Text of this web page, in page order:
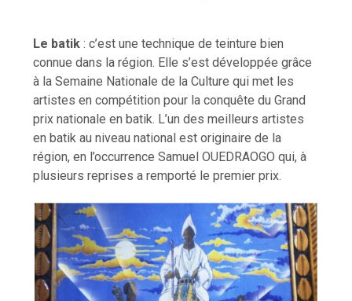
Le batik: c’est une technique de teinture bien
connue dans la région. Elle s’est développée grâce
à la Semaine Nationale de la Culture qui met les
artistes en compétition pour la conquête du Grand
prix nationale en batik. L’un des meilleurs artistes
en batik au niveau national est originaire de la
région, en l’occurrence Samuel OUEDRAOGO qui, à
plusieurs reprises a remporté le premier prix.